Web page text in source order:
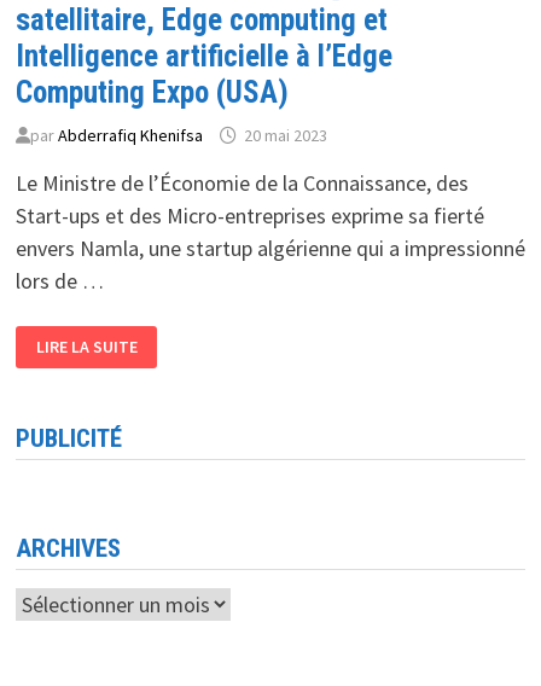
satellitaire, Edge computing et
Intelligence artificielle à l’Edge
Computing Expo (USA)
parAbderrafiq Khenifsa 20 mai 2023
Le Ministre de l’Économie de la Connaissance, des
Start-ups et des Micro-entreprises exprime sa fierté
envers Namla, une startup algérienne qui a impressionné
lors de …
PRÉSENTE
UNE
IMAGERIE
SATELLITAIRE,
ARTIFICIELLE
À
L’EDGE
COMPUTING
EXPO
(USA)
LIRE LA SUITE
PUBLICITÉ
ARCHIVES
Archives